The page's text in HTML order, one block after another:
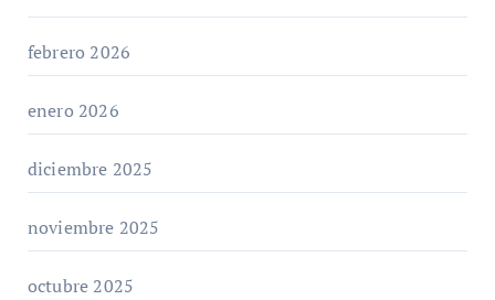
febrero 2026
enero 2026
diciembre 2025
noviembre 2025
octubre 2025